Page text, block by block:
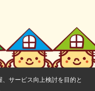
サービス向上検討を目的と